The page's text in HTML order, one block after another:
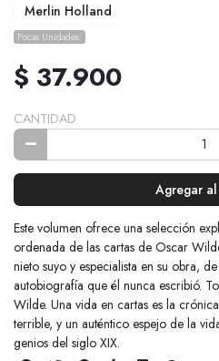
Merlin Holland
Pocas Unidades.
$ 37.900
CANTIDAD
Agregar
Este volumen ofrece una selección
ordenada de las cartas de Oscar
nieto suyo y especialista en su obra,
autobiografía que él nunca escribió.
Wilde. Una vida en cartas es la
terrible, y un auténtico espejo de la
genios del siglo XIX.